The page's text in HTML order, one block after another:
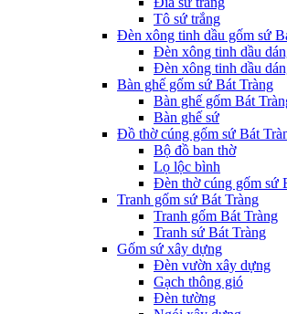
Tô sứ trắng
Đèn xông tinh dầu gốm sứ
Đèn xông tinh dầu
Đèn xông tinh dầu
Bàn ghế gốm sứ Bát Tràng
Bàn ghế gốm Bát
Bàn ghế sứ
Đồ thờ cúng gốm sứ Bát
Bộ đồ ban thờ
Lọ lộc bình
Đèn thờ cúng gốm sứ
Tranh gốm sứ Bát Tràng
Tranh gốm Bát Tràng
Tranh sứ Bát Tràng
Gốm sứ xây dựng
Đèn vườn xây dựng
Gạch thông gió
Đèn tường